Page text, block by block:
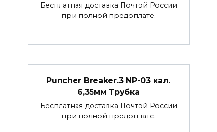
Бесплатная доставка Почтой России
при полной предоплате.
Puncher Breaker.3 NP-03 кал.
6,35мм Трубка
Бесплатная доставка Почтой России
при полной предоплате.